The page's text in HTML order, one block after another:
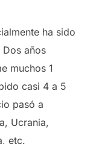
ha sido
Dos años
muchos 1
casi 4 a 5
pasó a
Ucrania,
etc.